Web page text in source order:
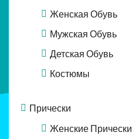
Женская Обувь
Мужская Обувь
Детская Обувь
Костюмы
Прически
Женские Прически